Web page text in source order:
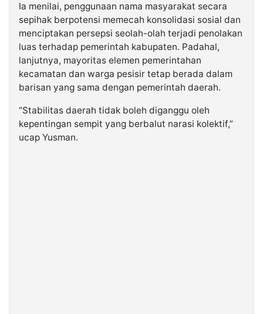
Ia menilai, penggunaan nama masyarakat secara
sepihak berpotensi memecah konsolidasi sosial dan
menciptakan persepsi seolah-olah terjadi penolakan
luas terhadap pemerintah kabupaten. Padahal,
lanjutnya, mayoritas elemen pemerintahan
kecamatan dan warga pesisir tetap berada dalam
barisan yang sama dengan pemerintah daerah.
“Stabilitas daerah tidak boleh diganggu oleh
kepentingan sempit yang berbalut narasi kolektif,”
ucap Yusman.